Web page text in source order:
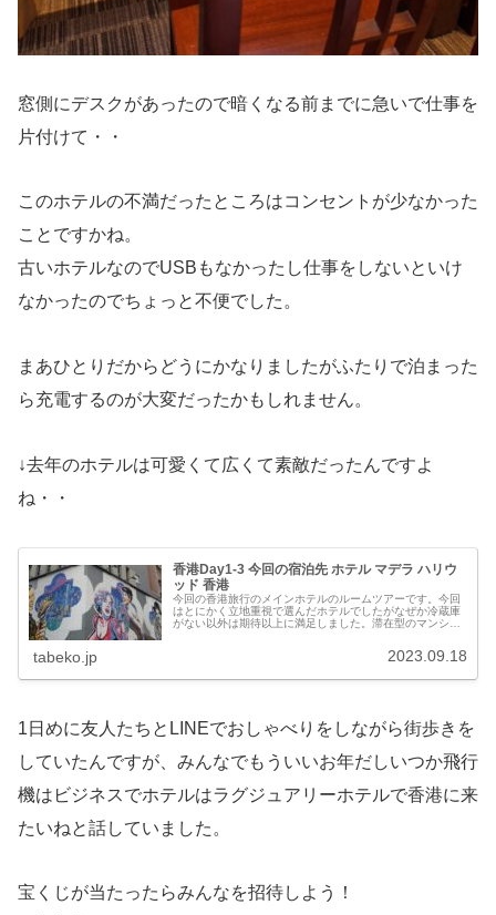
窓側にデスクがあったので暗くなる前までに急いで仕事を
片付けて・・
このホテルの不満だったところはコンセントが少なかった
ことですかね。
古いホテルなのでUSBもなかったし仕事をしないといけ
なかったのでちょっと不便でした。
まあひとりだからどうにかなりましたがふたりで泊まった
ら充電するのが大変だったかもしれません。
↓去年のホテルは可愛くて広くて素敵だったんですよ
ね・・
香港Day1-3 今回の宿泊先 ホテル マデラ ハリウ
ッド 香港
今回の香港旅行のメインホテルのルームツアーです。今回
はとにかく立地重視で選んだホテルでしたがなぜか冷蔵庫
がない以外は期待以上に満足しました。滞在型のマンショ
い地域のど真ん中でおしゃれで人気なスポットの中心なん
した。
tabeko.jp 2023.09.18
1日めに友人たちとLINEでおしゃべりをしながら街歩きを
していたんですが、みんなでもういいお年だしいつか飛行
機はビジネスでホテルはラグジュアリーホテルで香港に来
たいねと話していました。
宝くじが当たったらみんなを招待しよう！